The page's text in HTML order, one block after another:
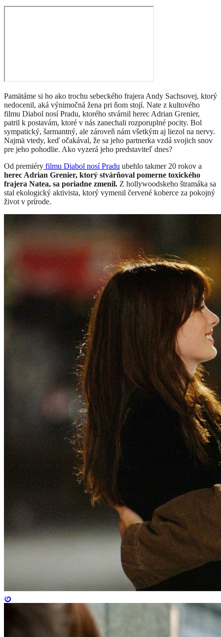
Pamätáme si ho ako trochu sebeckého frajera Andy Sachsovej, ktorý
nedocenil, aká výnimočná žena pri ňom stojí. Nate z kultového
filmu Diabol nosí Pradu, ktorého stvárnil herec Adrian Grenier,
patril k postavám, ktoré v nás zanechali rozporuplné pocity. Bol
sympatický, šarmantný, ale zároveň nám všetkým aj liezol na nervy.
Najmä vtedy, keď očakával, že sa jeho partnerka vzdá svojich snov
pre jeho pohodlie. Ako vyzerá jeho predstaviteľ dnes?
Od premiéry filmu Diabol nosí Pradu ubehlo takmer 20 rokov a
herec Adrian Grenier, ktorý stvárňoval pomerne toxického
frajera Natea, sa poriadne zmenil. Z hollywoodskeho štramáka sa
stal ekologický aktivista, ktorý vymenil červené koberce za pokojný
život v prírode.